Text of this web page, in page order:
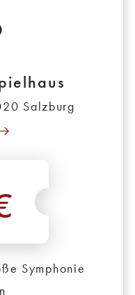
Salzburg
*
Symphonie